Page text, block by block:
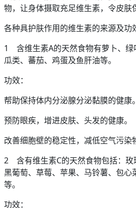
物，让身体摄取充足维生素，令皮肤
各种具护肤作用的维生素的来源及功
1 含维生素A的天然食物有萝卜、绿
瓜类、蕃茄、鸡蛋及鱼肝油等。
功效：
帮助保持体内分泌腺分泌黏膜的健康。
预防眼疾，增进皮肤、头发的健康。
改善细胞壁的稳定性，减低空气污染
2 含有维生素C的天然食物包括：玫
黑葡萄、草莓、苹果、马铃薯、包心
等。
功效：